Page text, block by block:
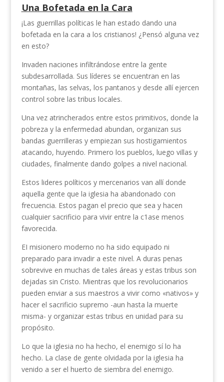
Una Bofetada en la Cara
¡Las guerrillas políticas le han estado dando una
bofetada en la cara a los cristianos! ¿Pensó alguna vez
en esto?
Invaden naciones infiltrándose entre la gente
subdesarrollada. Sus líderes se encuentran en las
montañas, las selvas, los pantanos y desde allí ejercen
control sobre las tribus locales.
Una vez atrincherados entre estos primitivos, donde la
pobreza y la enfermedad abundan, organizan sus
bandas guerrilleras y empiezan sus hostigamientos
atacando, huyendo. Primero los pueblos, luego villas y
ciudades, finalmente dando golpes a nivel nacional.
Estos lideres políticos y mercenarios van allí donde
aquella gente que la iglesia ha abandonado con
frecuencia. Estos pagan el precio que sea y hacen
cualquier sacrificio para vivir entre la c1ase menos
favorecida.
EI misionero moderno no ha sido equipado ni
preparado para invadir a este nivel. A duras penas
sobrevive en muchas de tales áreas y estas tribus son
dejadas sin Cristo. Mientras que los revolucionarios
pueden enviar a sus maestros a vivir como «nativos» y
hacer el sacrificio supremo -aun hasta la muerte
misma- y organizar estas tribus en unidad para su
propósito.
Lo que la iglesia no ha hecho, el enemigo sí lo ha
hecho. La clase de gente olvidada por la iglesia ha
venido a ser el huerto de siembra del enemigo.